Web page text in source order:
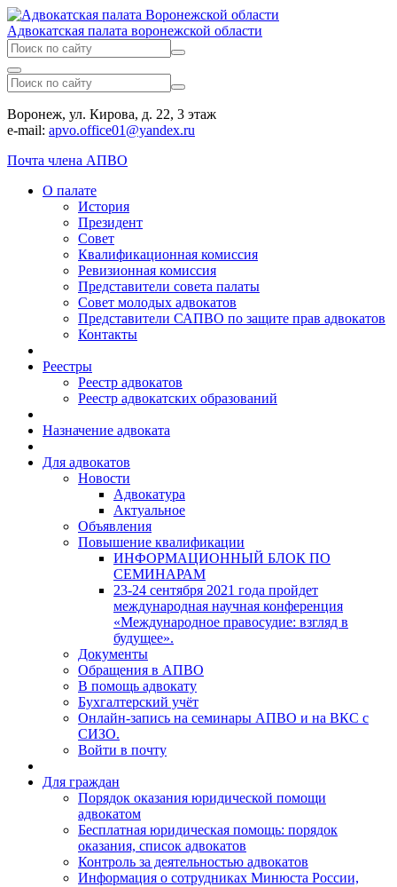
Адвокатская палата воронежской области
Воронеж, ул. Кирова, д. 22, 3 этаж
e-mail: apvo.office01@yandex.ru
Почта члена АПВО
О палате
История
Президент
Совет
Квалификационная комиссия
Ревизионная комиссия
Представители совета палаты
Совет молодых адвокатов
Представители САПВО по защите прав адвокатов
Контакты
Реестры
Реестр адвокатов
Реестр адвокатских образований
Назначение адвоката
Для адвокатов
Новости
Адвокатура
Актуальное
Объявления
Повышение квалификации
ИНФОРМАЦИОННЫЙ БЛОК ПО
СЕМИНАРАМ
23-24 сентября 2021 года пройдет
международная научная конференция
«Международное правосудие: взгляд в
будущее».
Документы
Обращения в АПВО
В помощь адвокату
Бухгалтерский учёт
Онлайн-запись на семинары АПВО и на ВКС с
СИЗО.
Войти в почту
Для граждан
Порядок оказания юридической помощи
адвокатом
Бесплатная юридическая помощь: порядок
оказания, список адвокатов
Контроль за деятельностью адвокатов
Информация о сотрудниках Минюста России,